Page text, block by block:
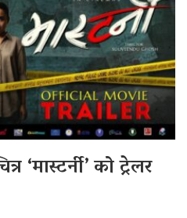
‘मास्टर्नी’ को ट्रेलर